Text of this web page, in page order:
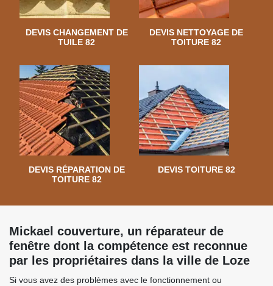
DEVIS CHANGEMENT DE
TUILE 82
DEVIS NETTOYAGE DE
TOITURE 82
DEVIS RÉPARATION DE
TOITURE 82
DEVIS TOITURE 82
Mickael couverture, un réparateur de
fenêtre dont la compétence est reconnue
par les propriétaires dans la ville de Loze
Si vous avez des problèmes avec le fonctionnement ou